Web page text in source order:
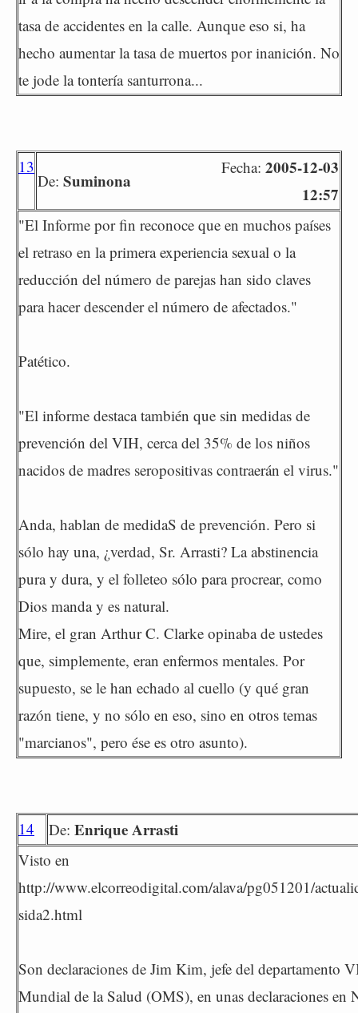
tasa de accidentes en la calle. Aunque eso si, ha
hecho aumentar la tasa de muertos por inanición. No
te jode la tontería santurrona...
13
De: Suminona
Fecha: 2005-12-03
12:57
"El Informe por fin reconoce que en muchos países
el retraso en la primera experiencia sexual o la
reducción del número de parejas han sido claves
para hacer descender el número de afectados."
Patético.
"El informe destaca también que sin medidas de
prevención del VIH, cerca del 35% de los niños
nacidos de madres seropositivas contraerán el virus."
Anda, hablan de medidaS de prevención. Pero si
sólo hay una, ¿verdad, Sr. Arrasti? La abstinencia
pura y dura, y el folleteo sólo para procrear, como
Dios manda y es natural.
Mire, el gran Arthur C. Clarke opinaba de ustedes
que, simplemente, eran enfermos mentales. Por
supuesto, se le han echado al cuello (y qué gran
razón tiene, y no sólo en eso, sino en otros temas
"marcianos", pero ése es otro asunto).
14 De: Enrique Arrasti
Visto en
http://www.elcorreodigital.com/alava/pg051201/
sida2.html
Son declaraciones de Jim Kim, jefe del departamento
Mundial de la Salud (OMS), en unas declaraciones en